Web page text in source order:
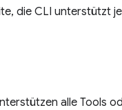
die CLI unterstützt
alle Tools